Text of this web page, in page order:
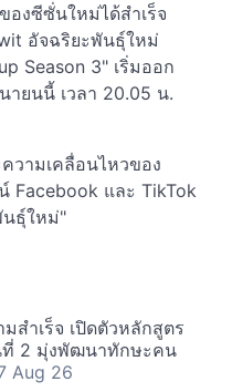
งซีซั่นใหม่ได้สำเร็จ
อัจฉริยะพันธุ์ใหม่
Season 3" เริ่มออก
ยนนี้ เวลา 20.05 น.
วามเคลื่อนไหวของ
Facebook และ TikTok
นธุ์ใหม่"
สำเร็จ เปิดตัวหลักสูตร
ที่ 2 มุ่งพัฒนาทักษะคน
Aug 26